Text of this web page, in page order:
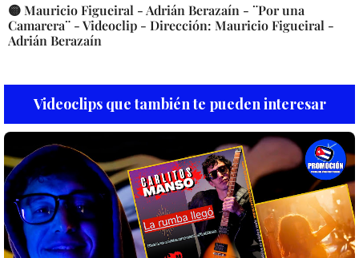
🟡 Mauricio Figueiral - Adrián Berazaín - ¨Por una
Camarera¨ - Videoclip - Dirección: Mauricio Figueiral -
Adrián Berazaín
Videoclips que también te pueden interesar